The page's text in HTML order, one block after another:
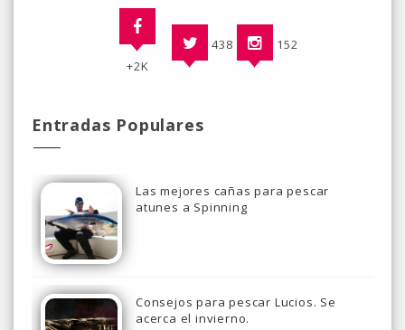
+2K
438 152
Entradas Populares
Las mejores cañas para pescar
atunes a Spinning
Consejos para pescar Lucios. Se
acerca el invierno.